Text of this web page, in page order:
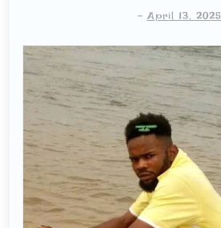
-April 13, 2025